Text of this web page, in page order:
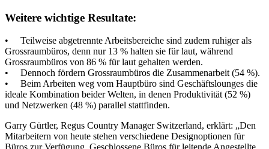
Weitere wichtige Resultate:
• Teilweise abgetrennte Arbeitsbereiche sind zudem ruhiger als
Grossraumbüros, denn nur 13 % halten sie für laut, während
Grossraumbüros von 86 % für laut gehalten werden.
• Dennoch fördern Grossraumbüros die Zusammenarbeit (54 %).
• Beim Arbeiten weg vom Hauptbüro sind Geschäftslounges die
ideale Kombination beider Welten, in denen Produktivität (52 %)
und Netzwerken (48 %) parallel stattfinden.
Garry Gürtler, Regus Country Manager Switzerland, erklärt: „Den
Mitarbeitern von heute stehen verschiedene Designoptionen für